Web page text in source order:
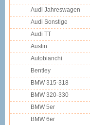
Audi Jahreswagen
Audi Sonstige
Audi TT
Austin
Autobianchi
Bentley
BMW 315-318
BMW 320-330
BMW 5er
BMW 6er